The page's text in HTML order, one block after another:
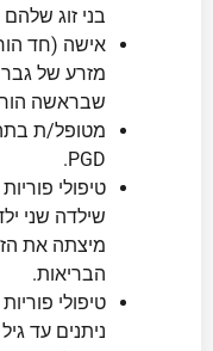
בני זוג
אישה (חד
מזרע של גבר
שבראשה
מטופל/ת
PGD.
טיפולי
שילדה שני
מיצתה את
הבריאות.
טיפולי
ניתנים עד גיל 45 (לא כולל)